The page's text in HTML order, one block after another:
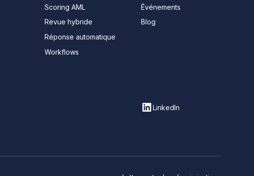
Scoring AML
Revue hybride
Réponse automatique
Workflows
Événements
Blog
LinkedIn